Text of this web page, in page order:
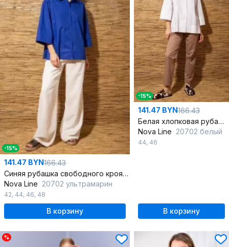
-15%
141.47 BYN166.43
Синяя рубашка свободного кроя с кокеткой и разрезами
Nova Line 20702 ультрамарин
42, 44, 46, 48
В корзину
-15%
141.47 BYN166.43
Белая хлопковая рубашка с длинными рукавами и кокеткой
Nova Line 20702 белый
44, 46
В корзину
%